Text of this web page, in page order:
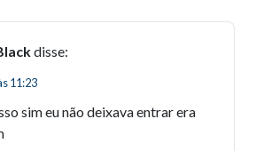
disse:
11:23
sim eu não deixava entrar era